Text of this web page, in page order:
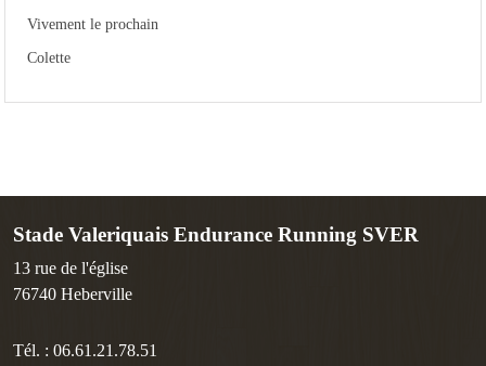
Vivement le prochain
Colette
Stade Valeriquais Endurance Running SVER
13 rue de l'église
76740 Heberville
Tél. : 06.61.21.78.51